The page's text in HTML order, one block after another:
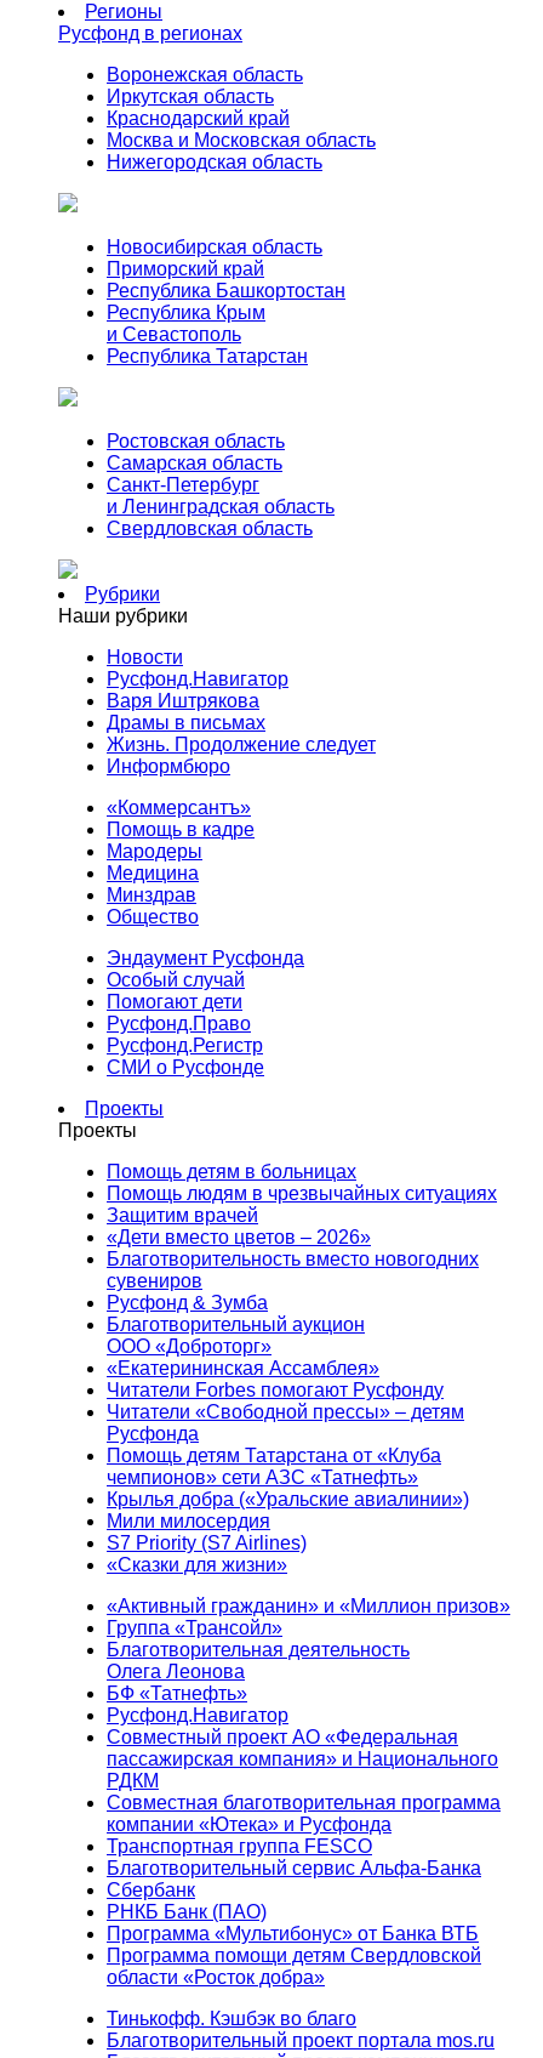
Регионы
Русфонд в регионах
Воронежская область
Иркутская область
Краснодарский край
Москва и Московская область
Нижегородская область
Новосибирская область
Приморский край
Республика Башкортостан
Республика Крым
и Севастополь
Республика Татарстан
Ростовская область
Самарская область
Санкт-Петербург
и Ленинградская область
Свердловская область
Рубрики
Наши рубрики
Новости
Русфонд.Навигатор
Варя Иштрякова
Драмы в письмах
Жизнь. Продолжение следует
Информбюро
«Коммерсантъ»
Помощь в кадре
Мародеры
Медицина
Минздрав
Общество
Эндаумент Русфонда
Особый случай
Помогают дети
Русфонд.Право
Русфонд.Регистр
СМИ о Русфонде
Проекты
Проекты
Помощь детям в больницах
Помощь людям в чрезвычайных ситуациях
Защитим врачей
«Дети вместо цветов – 2026»
Благотворительность вместо новогодних
сувениров
Русфонд & Зумба
Благотворительный аукцион
ООО «Доброторг»
«Екатерининская Ассамблея»
Читатели Forbes помогают Русфонду
Читатели «Свободной прессы» – детям
Русфонда
Помощь детям Татарстана от «Клуба
чемпионов» сети АЗС «Татнефть»
Крылья добра («Уральские авиалинии»)
Мили милосердия
S7 Priority (S7 Airlines)
«Сказки для жизни»
«Активный гражданин» и «Миллион призов»
Группа «Трансойл»
Благотворительная деятельность
Олега Леонова
БФ «Татнефть»
Русфонд.Навигатор
Совместный проект АО «Федеральная
пассажирская компания» и Национального
РДКМ
Совместная благотворительная программа
компании «Ютека» и Русфонда
Транспортная группа FESCO
Благотворительный сервис Альфа-Банка
Сбербанк
РНКБ Банк (ПАО)
Программа «Мультибонус» от Банка ВТБ
Программа помощи детям Свердловской
области «Росток добра»
Тинькофф. Кэшбэк во благо
Благотворительный проект портала mos.ru